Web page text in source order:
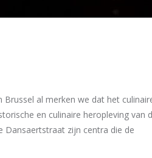
al merken we dat het
en culinaire heropleving van
Dansaertstraat zijn centra die de